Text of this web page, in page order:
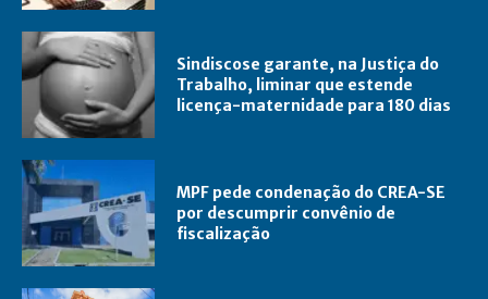
Sindiscose garante, na Justiça do
Trabalho, liminar que estende
licença-maternidade para 180 dias
MPF pede condenação do CREA-SE
por descumprir convênio de
fiscalização